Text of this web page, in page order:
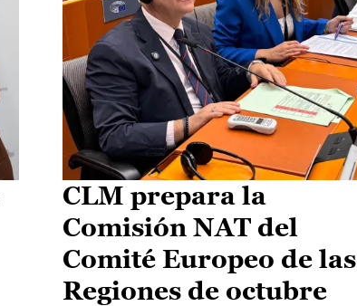
CLM prepara la
Comisión NAT del
Comité Europeo de las
Regiones de octubre